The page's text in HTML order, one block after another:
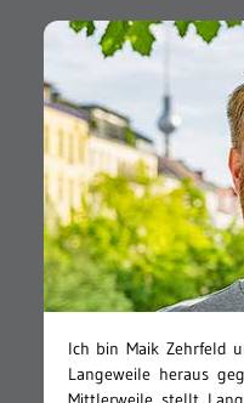
Ich bin Maik Zehrfeld
Langeweile heraus